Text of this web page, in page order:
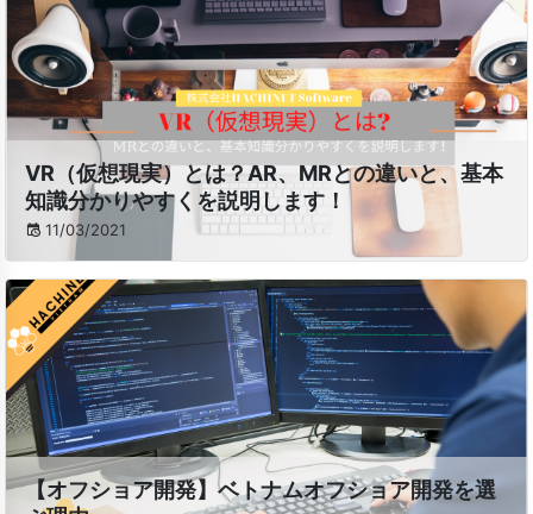
VR（仮想現実）とは？AR、MRとの違いと、基本
知識分かりやすくを説明します！
11/03/2021
【オフショア開発】ベトナムオフショア開発を選